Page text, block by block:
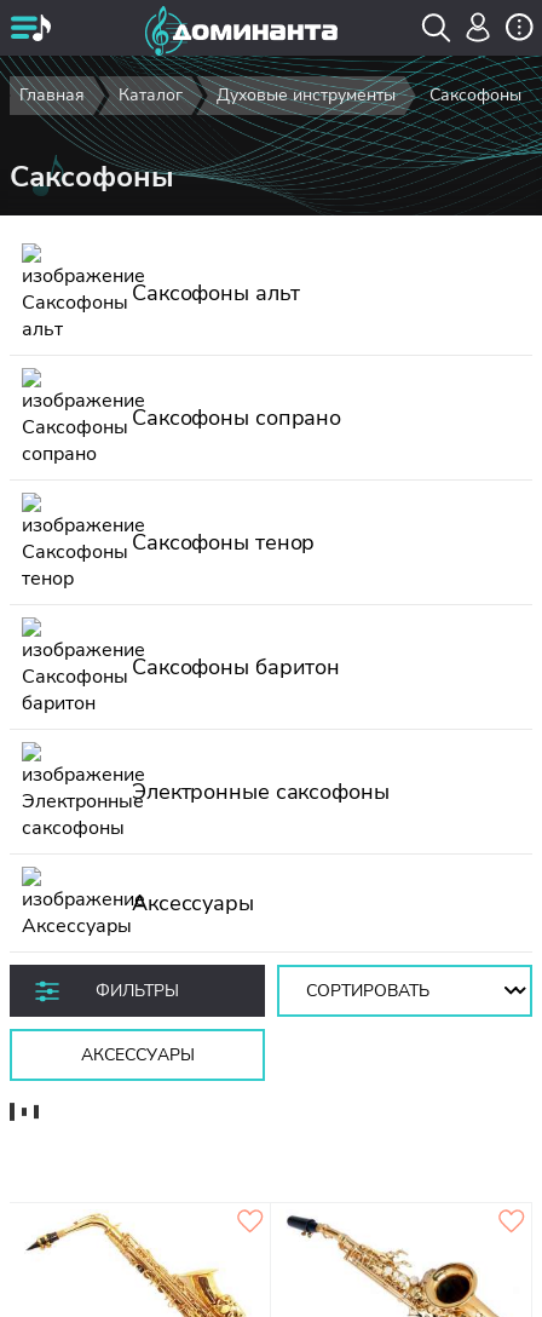
Главная Каталог Духовые инструменты Саксофоны
Саксофоны
Саксофоны альт
Саксофоны сопрано
Саксофоны тенор
Саксофоны баритон
Электронные саксофоны
Аксессуары
ФИЛЬТРЫ
Сортировать:
АКСЕССУАРЫ